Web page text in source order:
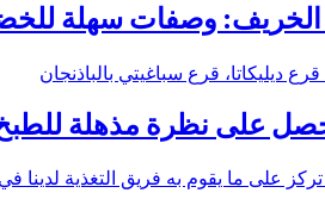
وصفات سهلة
ديليكاتا، قرع سباغيتي بالباذنجان
احصل على نظرة مذهلة
على ما يقوم به فريق التغذية لدينا